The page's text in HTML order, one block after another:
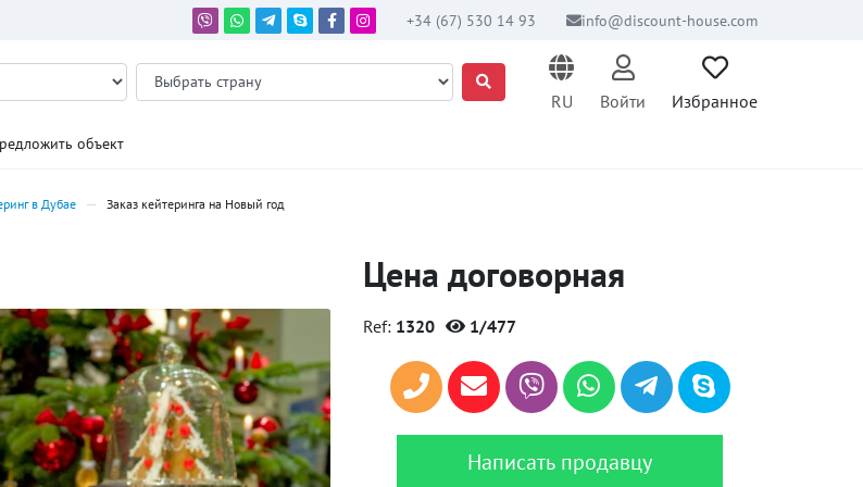
+34 (67) 530 14 93 info@discount-house.com
RU
Войти Избранное
объект
в Дубае Заказ кейтеринга на Новый год
Цена договорная
Ref: 1320 1/477
Написать продавцу